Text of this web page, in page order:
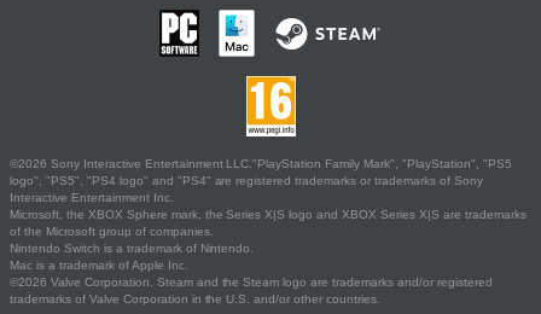
©2026 Sony Interactive Entertainment LLC."PlayStation Family Mark", "PlayStation", "PS5
logo", "PS5", "PS4 logo" and "PS4" are registered trademarks or trademarks of Sony
Interactive Entertainment Inc.
Microsoft, the XBOX Sphere mark, the Series X|S logo and XBOX Series X|S are trademarks
of the Microsoft group of companies.
Nintendo Switch is a trademark of Nintendo.
Mac is a trademark of Apple Inc.
©2026 Valve Corporation. Steam and the Steam logo are trademarks and/or registered
trademarks of Valve Corporation in the U.S. and/or other countries.